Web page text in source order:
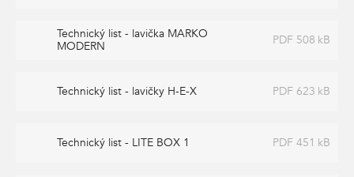
Technický list - lavička MARKO
MODERN
PDF 508 kB
Technický list - lavičky H-E-X PDF 623 kB
Technický list - LITE BOX 1 PDF 451 kB